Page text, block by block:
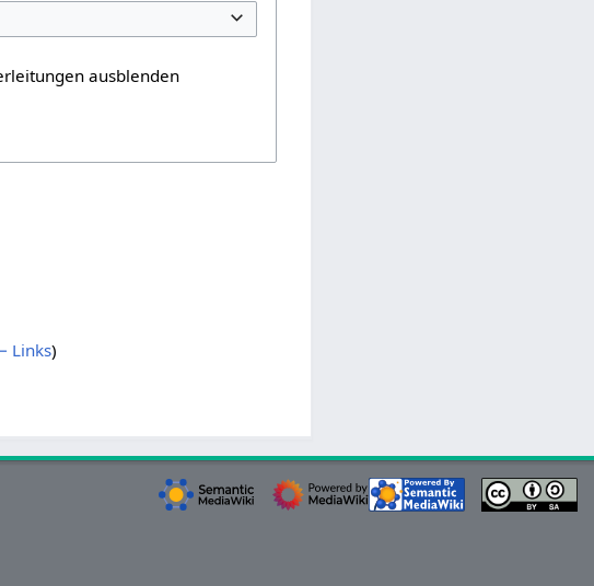
ausblenden
Links)